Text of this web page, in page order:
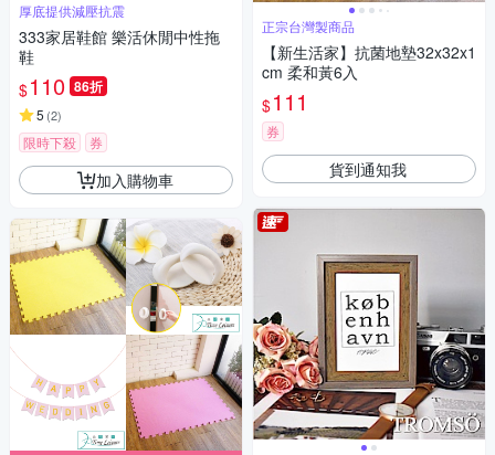
厚底提供減壓抗震
333家居鞋館 樂活休閒中性拖
鞋
$110 86折
5 (2)
限時下殺 券
加入購物車
正宗台灣製商品
【新生活家】抗菌地墊32x32x1
cm 柔和黃6入
$111
券
貨到通知我